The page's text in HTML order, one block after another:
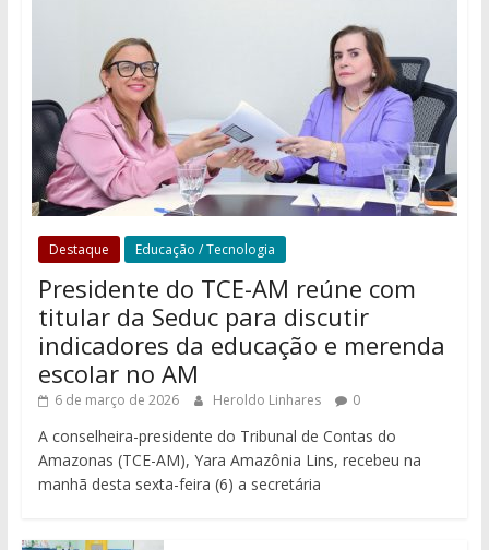
Destaque Educação / Tecnologia
Presidente do TCE-AM reúne com
titular da Seduc para discutir
indicadores da educação e merenda
escolar no AM
6 de março de 2026 Heroldo Linhares 0
A conselheira-presidente do Tribunal de Contas do
Amazonas (TCE-AM), Yara Amazônia Lins, recebeu na
manhã desta sexta-feira (6) a secretária